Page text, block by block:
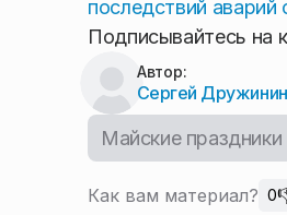
последствий аварий
Подписывайтесь
Автор:
Сергей Дружинин
Майские праздники
Как вам материал? 0